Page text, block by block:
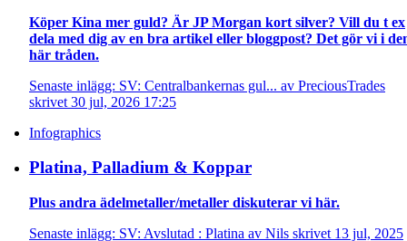
Köper Kina mer guld? Är JP Morgan kort silver? Vill du t ex
dela med dig av en bra artikel eller bloggpost? Det gör vi i
här tråden.
Senaste inlägg: SV: Centralbankernas gul... av PreciousTrades
skrivet 30 jul, 2026 17:25
Infographics
Platina, Palladium & Koppar
Plus andra ädelmetaller/metaller diskuterar vi här.
Senaste inlägg: SV: Avslutad : Platina av Nils skrivet 13 jul, 2025